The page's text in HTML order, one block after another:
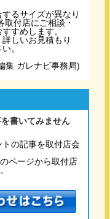
るサイズが異なり
取付店にご相談・
すめします。
しいお見積もり
。
集 ガレナビ事務局)
書いてみません
の記事を取付店会
ページから取付店